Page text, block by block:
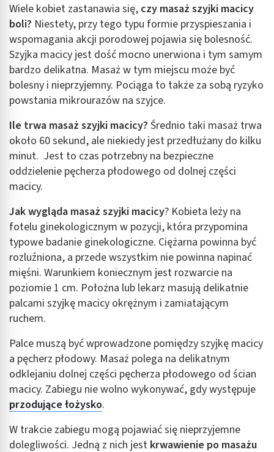
Wiele kobiet zastanawia się, czy masaż szyjki macicy
boli? Niestety, przy tego typu formie przyspieszania i
wspomagania akcji porodowej pojawia się bolesność.
Szyjka macicy jest dość mocno unerwiona i tym samym
bardzo delikatna. Masaż w tym miejscu może być
bolesny i nieprzyjemny. Pociąga to także za sobą ryzyko
powstania mikrourazów na szyjce.
Ile trwa masaż szyjki macicy? Średnio taki masaż trwa
około 60 sekund, ale niekiedy jest przedłużany do kilku
minut. Jest to czas potrzebny na bezpieczne
oddzielenie pęcherza płodowego od dolnej części
macicy.
Jak wygląda masaż szyjki macicy? Kobieta leży na
fotelu ginekologicznym w pozycji, która przypomina
typowe badanie ginekologiczne. Ciężarna powinna być
rozluźniona, a przede wszystkim nie powinna napinać
mięśni. Warunkiem koniecznym jest rozwarcie na
poziomie 1 cm. Położna lub lekarz masują delikatnie
palcami szyjkę macicy okrężnym i zamiatającym
ruchem.
Palce muszą być wprowadzone pomiędzy szyjkę macicy
a pęcherz płodowy. Masaż polega na delikatnym
odklejaniu dolnej części pęcherza płodowego od ścian
macicy. Zabiegu nie wolno wykonywać, gdy występuje
przodujące łożysko.
W trakcie zabiegu mogą pojawiać się nieprzyjemne
dolegliwości. Jedną z nich jest krwawienie po masażu
Wykorzystanie profili do wyboru
spersonalizowanych reklam
Tworzenie profili w celu personalizacji treści
Wykorzystywanie profili w celu doboru
spersonalizowanych treści
Pomiar efektywności reklam
Pomiar efektywności treści
Rozumienie odbiorców dzięki statystyce lub
kombinacji danych z różnych źródeł
Rozwój i ulepszanie usług
Wykorzystywanie ograniczonych danych do
wyboru treści
Funkcje specjalne IAB:
Użycie dokładnych danych geolokalizacyjnych
Identyfikowanie urządzeń na podstawie
aktywnie żądanych informacji
Niezbędne
Wydajność (Performance)
Reklama / śledzenie